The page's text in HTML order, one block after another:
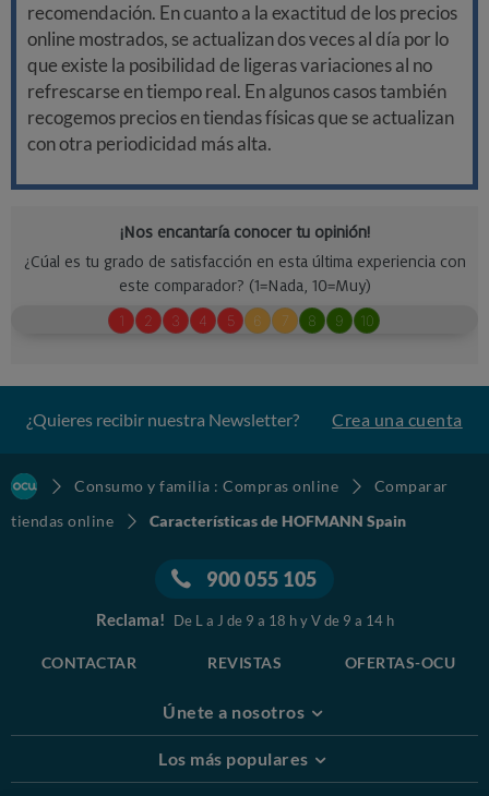
recomendación. En cuanto a la exactitud de los precios
online mostrados, se actualizan dos veces al día por lo
que existe la posibilidad de ligeras variaciones al no
refrescarse en tiempo real. En algunos casos también
recogemos precios en tiendas físicas que se actualizan
con otra periodicidad más alta.
¿Quieres recibir nuestra Newsletter? Crea una cuenta
Consumo y familia : Compras online
Comparar
tiendas online
Características de HOFMANN Spain
900 055 105
Reclama! De L a J de 9 a 18 h y V de 9 a 14 h
CONTACTAR REVISTAS OFERTAS-OCU
Únete a nosotros
Los más populares